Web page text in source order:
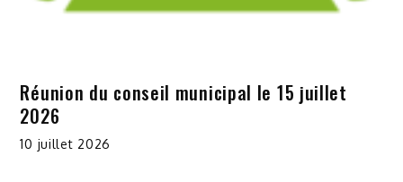
Réunion du conseil municipal le 15 juillet
2026
10 juillet 2026